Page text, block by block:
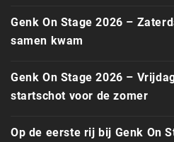
Genk On Stage 2026 –
samen kwam
Genk On Stage 2026 –
startschot voor de zomer
Op de eerste rij bij Genk On